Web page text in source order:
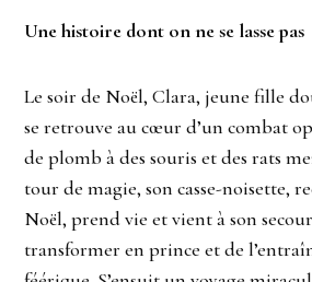
Une histoire dont on ne se lasse pas
Le soir de Noël, Clara, jeune fille
se retrouve au cœur d’un combat
de plomb à des souris et des rats
tour de magie, son casse-noisette,
Noël, prend vie et vient à son
transformer en prince et de